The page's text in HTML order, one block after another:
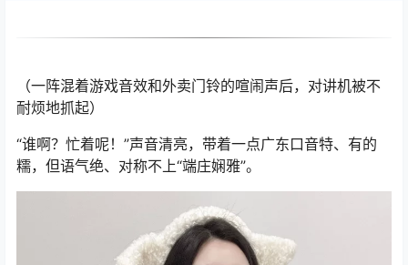
（一阵混着游戏音效和外卖门铃的喧闹声后，对讲机被不
耐烦地抓起）
“谁啊？忙着呢！”声音清亮，带着一点广东口音特、有的
糯，但语气绝、对称不上“端庄娴雅”。